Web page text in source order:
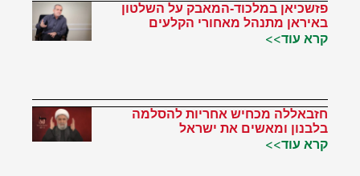
פזשכיאן במלכוד-המאבק על השלטון
באיראן מתנהל מאחורי הקלעים
קרא עוד>>
חזבאללה מכחיש אחריות להסלמה
בלבנון ומאשים את ישראל
קרא עוד>>